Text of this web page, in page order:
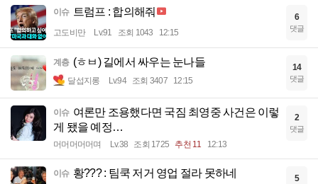
이슈 트럼프 : 합의해줘
고도비만 Lv.91 조회 1043 12:15
6
댓글
계층 (ㅎㅂ) 길에서 싸우는 눈나들
달섭지롱 Lv.94 조회 3407 12:15
14
댓글
이슈 여론만 조용했다면 국짐 최영중 사건은 이렇
게 됐을 예정…
머머머머머며 Lv.38 조회 1725 추천 11 12:13
2
댓글
이슈 황??? : 팀쿡 저거 영업 절라 못하네 5